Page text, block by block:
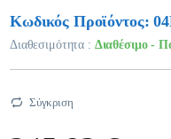
Κωδικός Προϊόντος:
Διαθεσιμότητα : Διαθέσιμο -
Σύγκριση